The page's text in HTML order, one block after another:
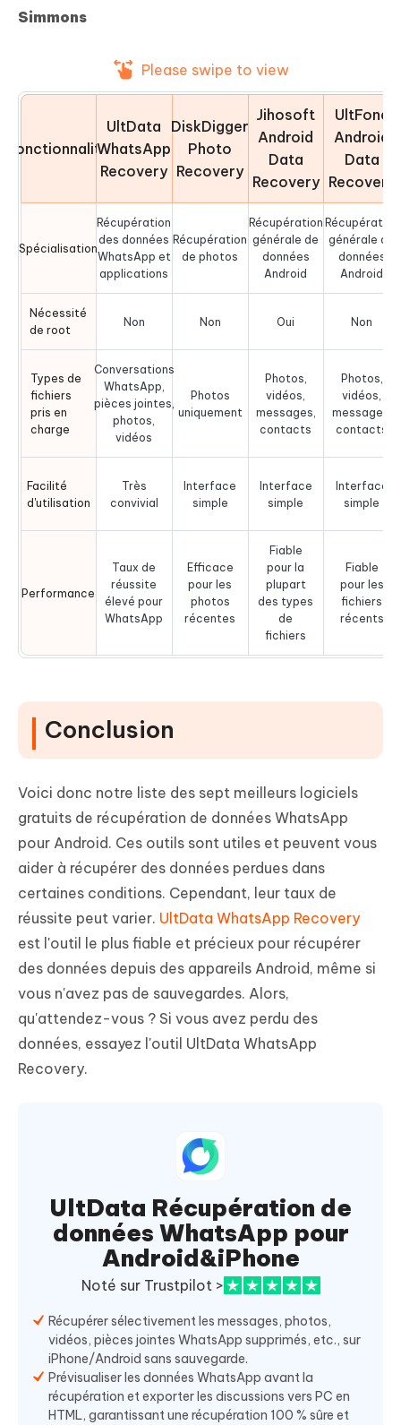
Simmons
Please swipe to view
Fonctionnalité
UltData
WhatsApp
Recovery
DiskDigger
Photo
Recovery
Jihosoft
Android
Data
Recovery
UltFone
Android
Data
Recovery
Spécialisation
Récupération
des données
WhatsApp et
applications
Récupération
de photos
Récupération
générale de
données
Android
Récupération
générale de
données
Android
Nécessité
de root
Non Non Oui Non
Types de
fichiers
pris en
charge
Conversations
WhatsApp,
pièces jointes,
photos,
vidéos
Photos
uniquement
Photos,
vidéos,
messages,
contacts
Photos,
vidéos,
messages,
contacts
Facilité
d'utilisation
Très
convivial
Interface
simple
Interface
simple
Interface
simple
Performance
Taux de
réussite
élevé pour
WhatsApp
Efficace
pour les
photos
récentes
Fiable
pour la
plupart
des types
de
fichiers
Fiable
pour les
fichiers
récents
Conclusion
Voici donc notre liste des sept meilleurs logiciels
gratuits de récupération de données WhatsApp
pour Android. Ces outils sont utiles et peuvent vous
aider à récupérer des données perdues dans
certaines conditions. Cependant, leur taux de
réussite peut varier. UltData WhatsApp Recovery
est l'outil le plus fiable et précieux pour récupérer
des données depuis des appareils Android, même si
vous n'avez pas de sauvegardes. Alors,
qu'attendez-vous ? Si vous avez perdu des
données, essayez l'outil UltData WhatsApp
Recovery.
UltData Récupération de
données WhatsApp pour
Android&iPhone
Noté sur Trustpilot >
Récupérer sélectivement les messages, photos,
vidéos, pièces jointes WhatsApp supprimés, etc., sur
iPhone/Android sans sauvegarde.
Prévisualiser les données WhatsApp avant la
récupération et exporter les discussions vers PC en
HTML, garantissant une récupération 100 % sûre et